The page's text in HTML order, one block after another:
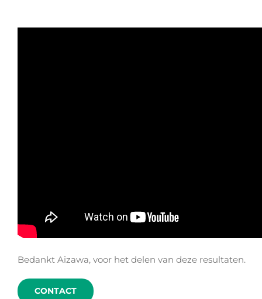
Bedankt Aizawa, voor het delen van deze resultaten.
CONTACT